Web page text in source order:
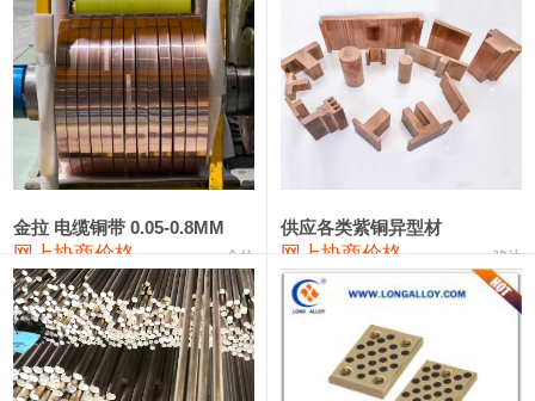
漆包线 111,610—115,610 113,610
磷铜合金 110,400—117,200 113,800 1,050
无氧铜丝(硬) 109,350—109,650 109,500
R410A专用紫铜管 113,340—113,340
铸造铝合金锭(A380） 26,200—26,400 26,300 100
铝合金ADC12 24,100—24,300 100
铸造铝合金锭(ZL102) 24,100—24,300 24,200
金拉 电缆铜带 0.05-0.8MM
网上协商价格 金拉
供应各类紫铜异型材
网上协商价格 骏达